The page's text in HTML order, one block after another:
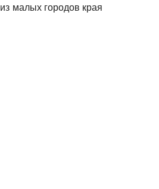
малых городов края